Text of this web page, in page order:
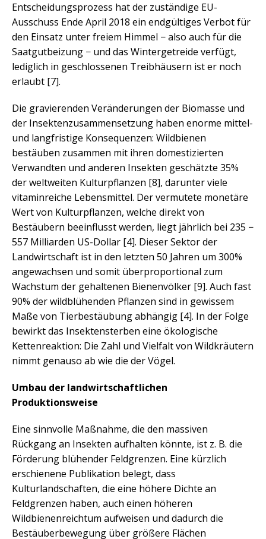
Entscheidungsprozess hat der zuständige EU-
Ausschuss Ende April 2018 ein endgültiges Verbot für
den Einsatz unter freiem Himmel − also auch für die
Saatgutbeizung − und das Wintergetreide verfügt,
lediglich in geschlossenen Treibhäusern ist er noch
erlaubt [7].
Die gravierenden Veränderungen der Biomasse und
der Insektenzusammensetzung haben enorme mittel-
und langfristige Konsequenzen: Wildbienen
bestäuben zusammen mit ihren domestizierten
Verwandten und anderen Insekten geschätzte 35%
der weltweiten Kulturpflanzen [8], darunter viele
vitaminreiche Lebensmittel. Der vermutete monetäre
Wert von Kulturpflanzen, welche direkt von
Bestäubern beeinflusst werden, liegt jährlich bei 235 −
557 Milliarden US-Dollar [4]. Dieser Sektor der
Landwirtschaft ist in den letzten 50 Jahren um 300%
angewachsen und somit überproportional zum
Wachstum der gehaltenen Bienenvölker [9]. Auch fast
90% der wildblühenden Pflanzen sind in gewissem
Maße von Tierbestäubung abhängig [4]. In der Folge
bewirkt das Insektensterben eine ökologische
Kettenreaktion: Die Zahl und Vielfalt von Wildkräutern
nimmt genauso ab wie die der Vögel.
Umbau der landwirtschaftlichen
Produktionsweise
Eine sinnvolle Maßnahme, die den massiven
Rückgang an Insekten aufhalten könnte, ist z. B. die
Förderung blühender Feldgrenzen. Eine kürzlich
erschienene Publikation belegt, dass
Kulturlandschaften, die eine höhere Dichte an
Feldgrenzen haben, auch einen höheren
Wildbienenreichtum aufweisen und dadurch die
Bestäuberbewegung über größere Flächen